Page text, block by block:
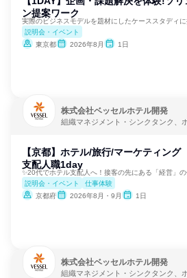
ン提案ワーク
実際のビジネスモデルを題材にしたケーススタディに
説明会・イベント
東京都
2026年8月 1日
株式会社ベッセルホテル開発
組織マネジメント・シンクタンク、
【京都】ホテル/旅行/マーケティン
支配人職1day
✨20代でホテル支配人へ！接客の先にある「経営」
説明会・イベント
仕事体験
京都府
2026年8月・9月 1日
株式会社ベッセルホテル開発
組織マネジメント・シンクタンク、